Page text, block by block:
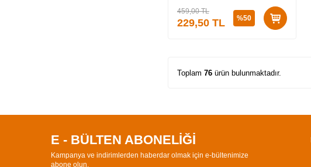
459,00TL
229,50 TL %50
Toplam 76 ürün bulunmaktadır.
E - BÜLTEN ABONELİĞİ
Kampanya ve indirimlerden haberdar olmak için e-bültenimize
abone olun.